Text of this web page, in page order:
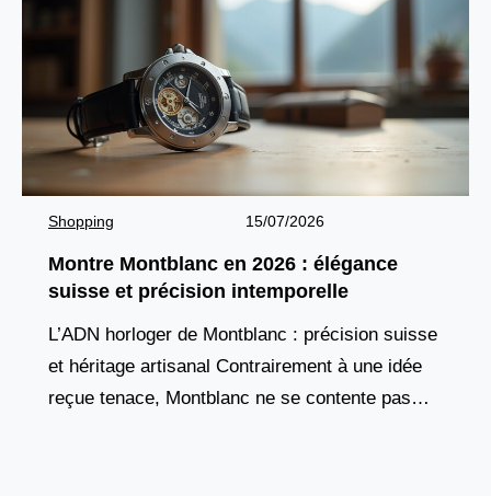
Shopping 15/07/2026
Montre Montblanc en 2026 : élégance
suisse et précision intemporelle
L’ADN horloger de Montblanc : précision suisse
et héritage artisanal Contrairement à une idée
reçue tenace, Montblanc ne se contente pas